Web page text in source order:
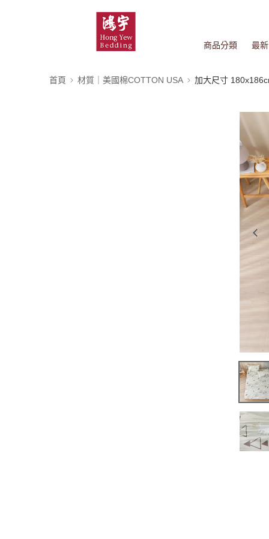
商品分類 最
首頁 材質｜美國棉COTTON USA 加大尺寸